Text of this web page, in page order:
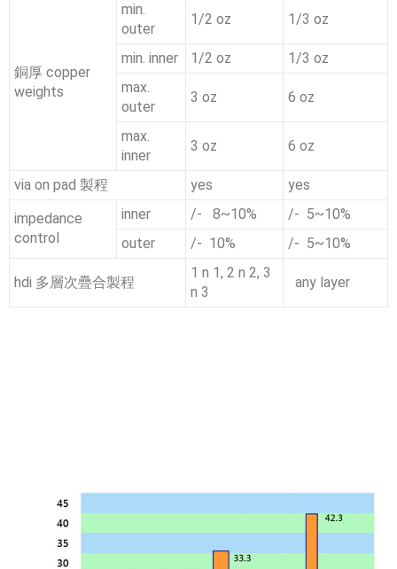
銅厚 copper
weights
min.
outer
1/2 oz 1/3 oz
min. inner 1/2 oz
1/3 oz
max.
outer
3 oz 6 oz
max.
inner
3 oz 6 oz
via on pad 製程 yes
yes
impedance
control
inner /- 8~10%
/- 5~10%
outer
/- 10% /- 5~10%
hdi 多層次疊合製程
1 n 1, 2 n 2, 3
n 3
any layer